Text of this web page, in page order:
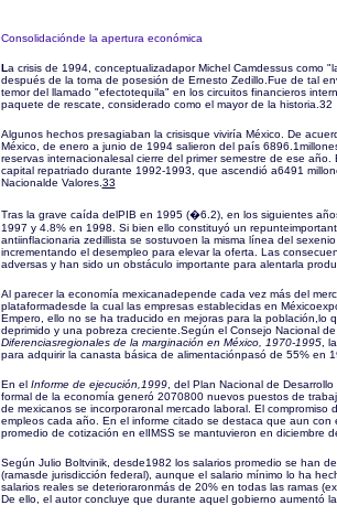
Consolidaciónde la apertura económica
La crisis de 1994, conceptualizadapor Michel Camdessus como
después de la toma de posesión de Ernesto Zedillo.Fue de tal
temor del llamado "efectotequila" en los circuitos financieros
paquete de rescate, considerado como el mayor de la historia. 32
Algunos hechos presagiaban la crisisque viviría México. De
México, de enero a junio de 1994 salieron del país
reservas internacionalesal cierre del primer semestre de ese
capital repatriado durante 1992-1993, que ascendió a6491
Nacionalde Valores. 33
Tras la grave caída delPIB en 1995 (�6.2), en los siguientes
1997 y 4.8% en 1998. Si bien ello constituyó un
antiinflacionaria zedillista se sostuvoen la misma línea del
incrementando el desempleo para elevar la oferta. Las
adversas y han sido un obstáculo importante para alentarla
Al parecer la economía mexicanadepende cada vez más del
plataformadesde la cual las empresas establecidas en
Empero, ello no se ha traducido en mejoras para la población,lo
deprimido y una pobreza creciente.Según el Consejo Nacional
Diferenciasregionales de la marginación en México, 1970-1995,
para adquirir la canasta básica de alimentaciónpasó de 55% en
En el Informe de ejecución,1999, del Plan Nacional de
formal de la economía generó 2070800 nuevos puestos de
de mexicanos se incorporaronal mercado laboral. El
empleos cada año. En el informe citado se destaca que aun con
promedio de cotización en elIMSS se mantuvieron en diciembre
Según Julio Boltvinik, desde1982 los salarios promedio se han
(ramasde jurisdicción federal), aunque el salario mínimo lo ha
salarios reales se deterioraronmás de 20% en todas las ramas
De ello, el autor concluye que durante aquel gobierno aumentó